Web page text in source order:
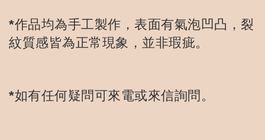
*作品均為手工製作，表面有氣泡凹凸，裂
紋質感皆為正常現象，並非瑕疵。
*如有任何疑問可來電或來信詢問。